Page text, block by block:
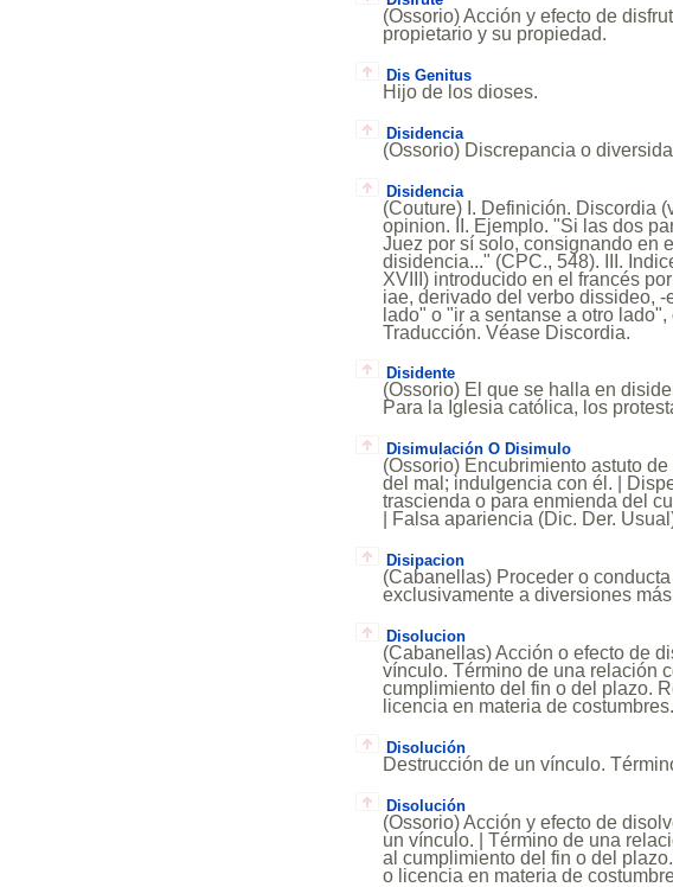
(Ossorio) Acción y efecto de
propietario y su propiedad.
Dis Genitus
Hijo de los dioses.
Disidencia
(Ossorio) Discrepancia o
Disidencia
(Couture) I. Definición. Discordia
opinion. II. Ejemplo. "Si las dos
Juez por sí solo, consignando en
disidencia..." (CPC., 548). III.
XVIII) introducido en el francés
iae, derivado del verbo dissideo,
lado" o "ir a sentanse a otro
Traducción. Véase Discordia.
Disidente
(Ossorio) El que se halla en
Para la Iglesia católica, los
Disimulación O Disimulo
(Ossorio) Encubrimiento astuto
del mal; indulgencia con él. |
trascienda o para enmienda del
| Falsa apariencia (Dic. Der.
Disipacion
(Cabanellas) Proceder o
exclusivamente a diversiones
Disolucion
(Cabanellas) Acción o efecto de
vínculo. Término de una relación
cumplimiento del fin o del plazo.
licencia en materia de
Disolución
Destrucción de un vínculo.
Disolución
(Ossorio) Acción y efecto de
un vínculo. | Término de una
al cumplimiento del fin o del
o licencia en materia de